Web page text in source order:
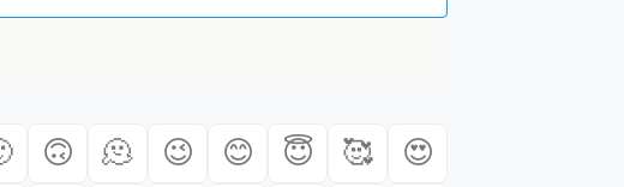
🙃 🫠 😉 😊 😇 🥰
😍